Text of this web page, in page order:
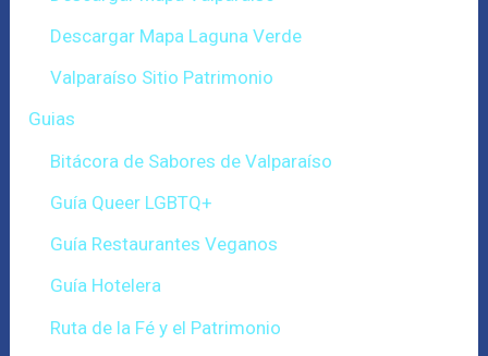
Descargar Mapa Laguna Verde
Valparaíso Sitio Patrimonio
Guias
Bitácora de Sabores de Valparaíso
Guía Queer LGBTQ+
Guía Restaurantes Veganos
Guía Hotelera
Ruta de la Fé y el Patrimonio